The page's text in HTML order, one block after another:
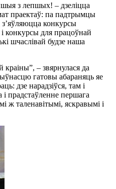
з лепшых! – дзеліцца
праектаў: па падтрымцы
з’яўляюцца конкурсы
конкурсы для працоўнай
шчаслівай будзе наша
– звярнулася да
гатовы абараняць яе
дзе нарадзіўся, там і
прадстаўленне першага
ж таленавітымі, яскравымі і